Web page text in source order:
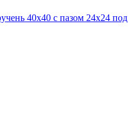
40х40 с пазом 24х24 под